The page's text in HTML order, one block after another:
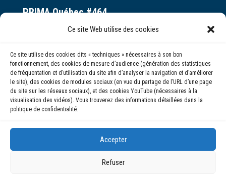
Ce site Web utilise des cookies
Ce site utilise des cookies dits « techniques » nécessaires à son bon
fonctionnement, des cookies de mesure d’audience (génération des statistiques
de fréquentation et d’utilisation du site afin d’analyser la navigation et d’améliorer
le site), des cookies de modules sociaux (en vue du partage de l’URL d’une page
du site sur les réseaux sociaux), et des cookies YouTube (nécessaires à la
visualisation des vidéos). Vous trouverez des informations détaillées dans la
politique de confidentialité.
Accepter
Refuser
PRIMA Québec #464
Espace ax.c
Montréal (QC) H3C 0B4
(514) 284-0211